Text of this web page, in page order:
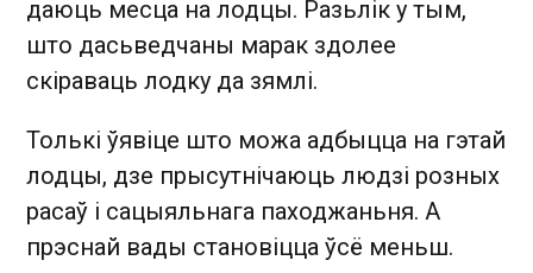
даюць месца на лодцы. Разьлік у тым,
што дасьведчаны марак здолее
скіраваць лодку да зямлі.
Толькі ўявіце што можа адбыцца на гэтай
лодцы, дзе прысутнічаюць людзі розных
расаў і сацыяльнага паходжаньня. А
прэснай вады становіцца ўсё меньш.